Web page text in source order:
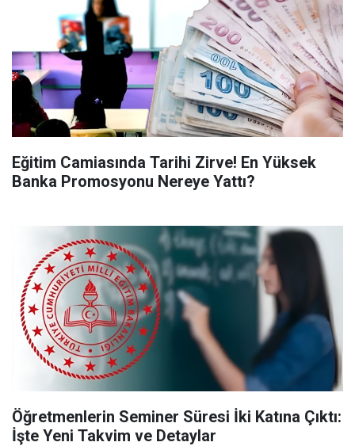
Eğitim Camiasında Tarihi Zirve! En Yüksek
Banka Promosyonu Nereye Yattı?
Öğretmenlerin Seminer Süresi İki Katına Çıktı:
İşte Yeni Takvim ve Detaylar